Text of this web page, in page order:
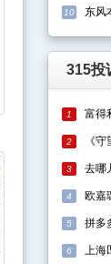
10 东风
315投
1 富得
2 《
3 去哪
4 欧嘉
5 拼多
6 上海